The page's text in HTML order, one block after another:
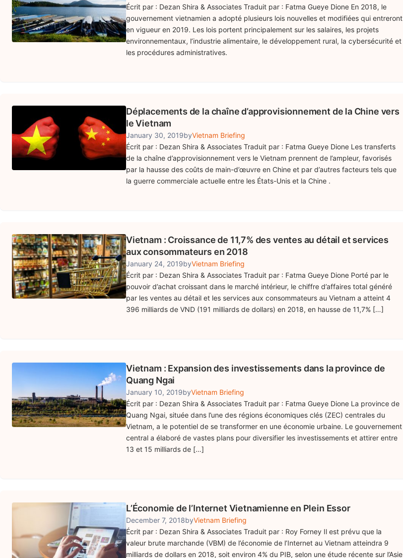
Écrit par : Dezan Shira & Associates Traduit par : Fatma Gueye Dione En 2018, le
gouvernement vietnamien a adopté plusieurs lois nouvelles et modifiées qui entreront
en vigueur en 2019. Les lois portent principalement sur les salaires, les projets
environnementaux, l’industrie alimentaire, le développement rural, la cybersécurité et
les procédures administratives.
Déplacements de la chaîne d’approvisionnement de la Chine vers
le Vietnam
January 30, 2019byVietnam Briefing
Écrit par : Dezan Shira & Associates Traduit par : Fatma Gueye Dione Les transferts
de la chaîne d’approvisionnement vers le Vietnam prennent de l’ampleur, favorisés
par la hausse des coûts de main-d’œuvre en Chine et par d’autres facteurs tels que
la guerre commerciale actuelle entre les États-Unis et la Chine .
Vietnam : Croissance de 11,7% des ventes au détail et services
aux consommateurs en 2018
January 24, 2019byVietnam Briefing
Écrit par : Dezan Shira & Associates Traduit par : Fatma Gueye Dione Porté par le
pouvoir d’achat croissant dans le marché intérieur, le chiffre d’affaires total généré
par les ventes au détail et les services aux consommateurs au Vietnam a atteint 4
396 milliards de VND (191 milliards de dollars) en 2018, en hausse de 11,7% […]
Vietnam : Expansion des investissements dans la province de
Quang Ngai
January 10, 2019byVietnam Briefing
Écrit par : Dezan Shira & Associates Traduit par : Fatma Gueye Dione La province de
Quang Ngai, située dans l’une des régions économiques clés (ZEC) centrales du
Vietnam, a le potentiel de se transformer en une économie urbaine. Le gouvernement
central a élaboré de vastes plans pour diversifier les investissements et attirer entre
13 et 15 milliards de […]
L’Économie de l’Internet Vietnamienne en Plein Essor
December 7, 2018byVietnam Briefing
Écrit par : Dezan Shira & Associates Traduit par : Roy Forney Il est prévu que la
valeur brute marchande (VBM) de l’économie de l’Internet au Vietnam atteindra 9
milliards de dollars en 2018, soit environ 4% du PIB, selon une étude récente sur l’Asie